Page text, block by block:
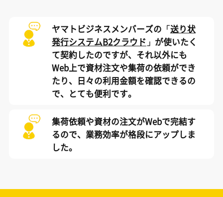
ヤマトビジネスメンバーズの「送り状
発行システムB2クラウド 」が使いたく
て契約したのですが、それ以外にも
Web上で資材注文や集荷の依頼ができ
たり、日々の利用金額を確認できるの
で、とても便利です。
集荷依頼や資材の注文がWebで完結す
るので、業務効率が格段にアップしま
した。